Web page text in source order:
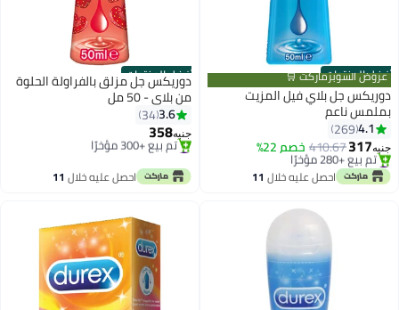
أفضل المنتجات
عروض السوبرماركت 🛒
دوريكس جل بلاي فيل المزيت
بملمس ناعم
4.1
269
جنيه317
410.67خصم 22%
#3 في المشحمات
بتخلّص بسرعة
تم بيع +280 مؤخرًا
احصل عليه خلال 11
أفضل المنتجات
دوريكس جل مزلق بالفراولة الحلوة
من بلاي - 50 مل
3.6
34
جنيه358
#4 في المشحمات
بتخلّص بسرعة
تم بيع +300 مؤخرًا
#4 في المشحمات
احصل عليه خلال 11